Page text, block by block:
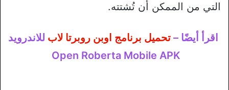
التي من الممكن أن تُشتته.
اقرأ أيضًا – تحميل برنامج اوبن روبرتا لاب للاندرويد
Open Roberta Mobile APK